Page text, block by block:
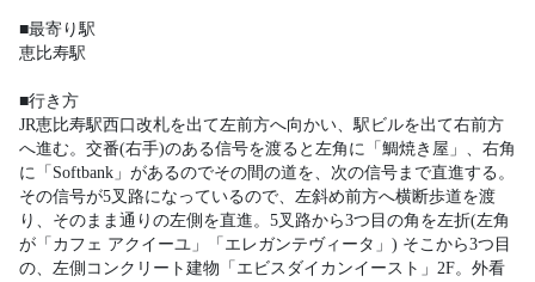
■最寄り駅
恵比寿駅
■行き方
JR恵比寿駅西口改札を出て左前方へ向かい、駅ビルを出て右前方
へ進む。交番(右手)のある信号を渡ると左角に「鯛焼き屋」、右角
に「Softbank」があるのでその間の道を、次の信号まで直進する。
その信号が5叉路になっているので、左斜め前方へ横断歩道を渡
り、そのまま通りの左側を直進。5叉路から3つ目の角を左折(左角
が「カフェ アクイーユ」「エレガンテヴィータ」) そこから3つ目
の、左側コンクリート建物「エビスダイカンイースト」2F。外看